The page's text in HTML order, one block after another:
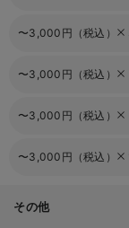
〜3,000円（税込）
〜3,000円（税込）
〜3,000円（税込）
〜3,000円（税込）
その他